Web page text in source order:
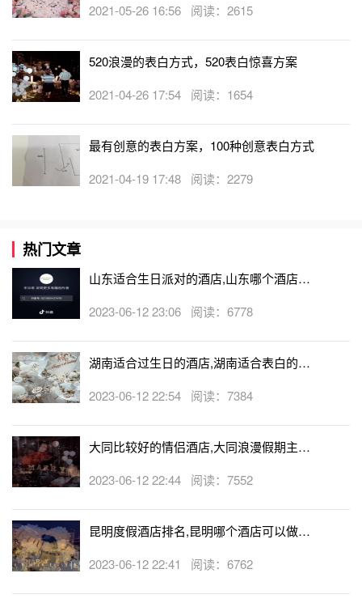
2021-05-26 16:56 阅读：2615
520浪漫的表白方式，520表白惊喜方案
2021-04-26 17:54 阅读：1654
最有创意的表白方案，100种创意表白方式
2021-04-19 17:48 阅读：2279
热门文章
山东适合生日派对的酒店,山东哪个酒店有
2023-06-12 23:06 阅读：6778
湖南适合过生日的酒店,湖南适合表白的酒
2023-06-12 22:54 阅读：7384
大同比较好的情侣酒店,大同浪漫假期主题
2023-06-12 22:44 阅读：7552
昆明度假酒店排名,昆明哪个酒店可以做求
2023-06-12 22:41 阅读：6762